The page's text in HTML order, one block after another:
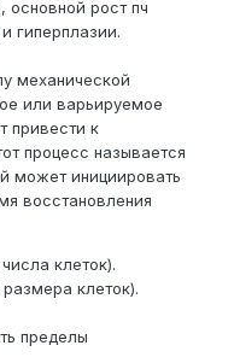
рост пч
гиперплазии.
механической
или варьируемое
привести к
процесс называется
может инициировать
восстановления
клеток).
клеток).
пределы